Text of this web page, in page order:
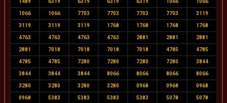
1066 1066 7703 7703 7703 7703 3119
3119 3119 3119 1768 1768 1768 1768
4763 4763 4763 4763 2881 2881 2881
2881 7018 7018 7018 7018 4785 4785
4785 4785 7280 7280 7280 7280 3844
3844 3844 3844 8066 8066 8066 8066
3280 3280 3280 3280 0968 0968 0968
0968 5383 5383 5383 5383 5078 5078